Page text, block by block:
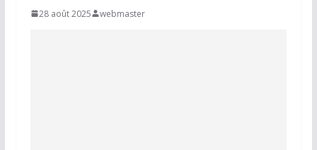
28 août 2025 webmaster